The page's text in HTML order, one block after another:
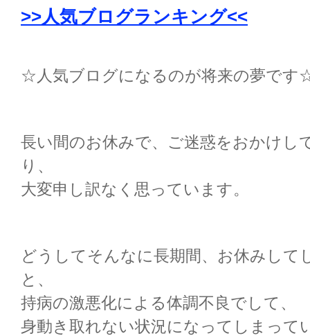
>>人気ブログランキング<<
☆人気ブログになるのが将来の夢です
長い間のお休みで、ご迷惑をおかけし
り、
大変申し訳なく思っています。
どうしてそんなに長期間、お休みして
と、
持病の激悪化による体調不良でして、
身動き取れない状況になってしまって